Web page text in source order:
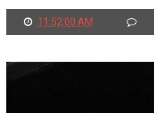
11:52:00 AM